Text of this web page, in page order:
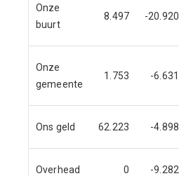
Onze
buurt
8.497 -20.920
Onze
gemeente
1.753 -6.631
Ons geld 62.223 -4.898
Overhead 0 -9.282